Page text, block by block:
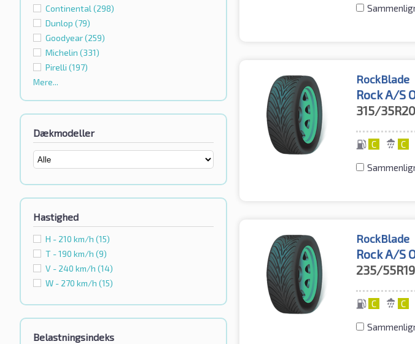
Continental (298)
Dunlop (79)
Goodyear(259)
Michelin (331)
Pirelli (197)
Mere...
Dækmodeller
Hastighed
H - 210 km/h (15)
T - 190 km/h (9)
V - 240 km/h (14)
W - 270 km/h (15)
Belastningsindeks
RockBlade
Rock A/S
315/35R20
C C
RockBlade
Rock A/S
235/55R19
C C